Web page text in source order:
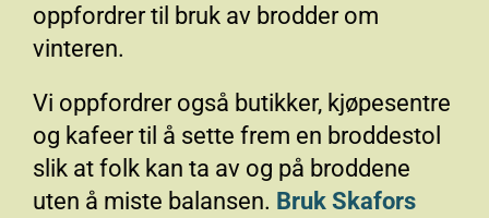
oppfordrer til bruk av brodder om
vinteren.
Vi oppfordrer også butikker, kjøpesentre
og kafeer til å sette frem en broddestol
slik at folk kan ta av og på broddene
uten å miste balansen. Bruk Skafors